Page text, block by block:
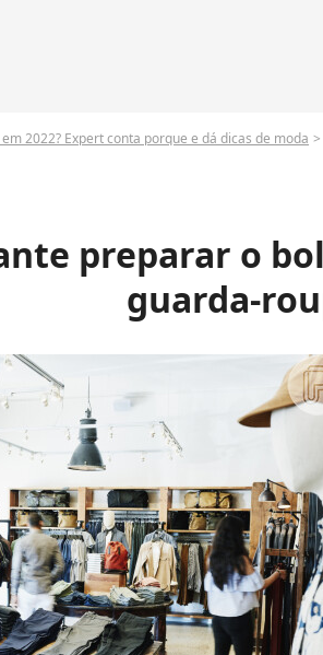
2022? Expert conta porque e dá dicas de moda
preparar o
guarda-